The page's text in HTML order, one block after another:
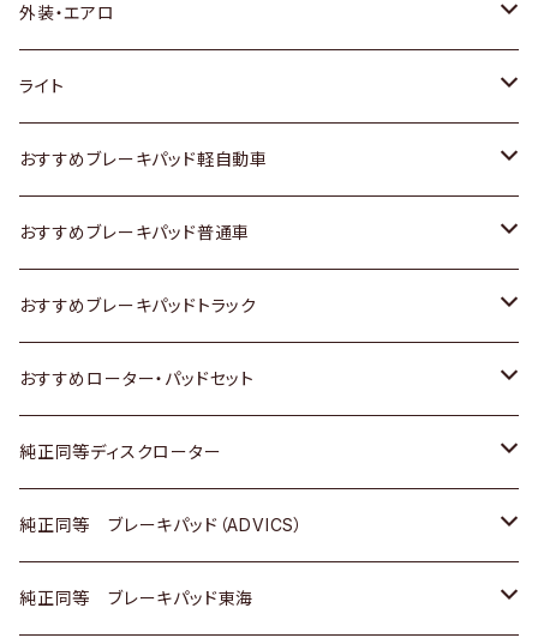
トヨタ
ホンダ
スズキ
日産
いすゞ
ダイハツ
マツダ
三菱
スバル
外装・エアロ
トヨタ
ホンダ
スズキ
日産
いすゞ
ダイハツ
マツダ
三菱
ライト
トヨタ
スズキ
日産
いすゞ
ダイハツ
三菱
日野
おすすめブレーキパッド軽自動車
トヨタ
ホンダ
スズキ
日産
ダイハツ
マツダ
おすすめブレーキパッド普通車
トヨタ
ホンダ
スズキ
日産
いすゞ
おすすめブレーキパッドトラック
トヨタ
日産
いすゞ
ダイハツ
おすすめローター・パッドセット
トヨタ
ホンダ
スズキ
純正同等ディスクローター
トヨタ
ホンダ
純正同等 ブレーキパッド（ADVICS）
トヨタ
純正同等 ブレーキパッド東海